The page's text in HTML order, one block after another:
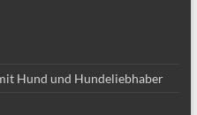
Hund und Hundeliebhaber